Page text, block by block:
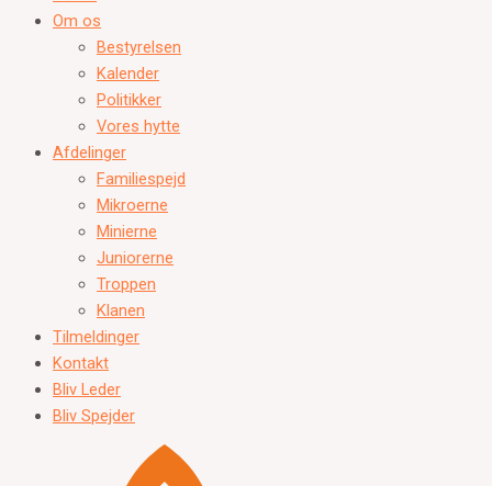
Om os
Bestyrelsen
Kalender
Politikker
Vores hytte
Afdelinger
Familiespejd
Mikroerne
Minierne
Juniorerne
Troppen
Klanen
Tilmeldinger
Kontakt
Bliv Leder
Bliv Spejder